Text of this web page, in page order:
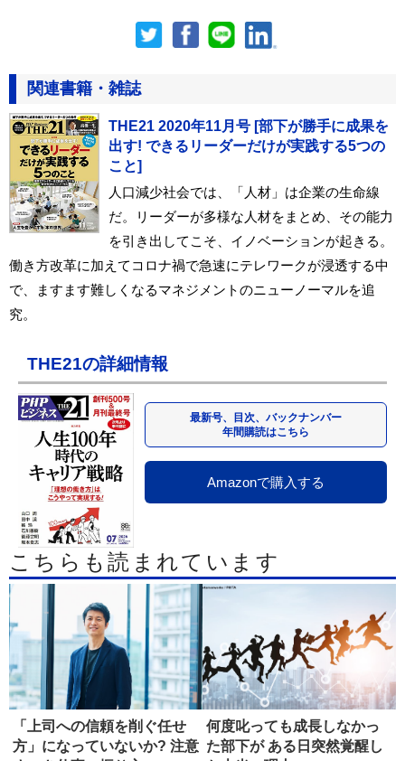
関連書籍・雑誌
THE21 2020年11月号 [部下が勝手に成果を
出す! できるリーダーだけが実践する5つの
こと]
人口減少社会では、「人材」は企業の生命線
だ。リーダーが多様な人材をまとめ、その能力
を引き出してこそ、イノベーションが起きる。
働き方改革に加えてコロナ禍で急速にテレワークが浸透する中
で、ますます難しくなるマネジメントのニューノーマルを追
究。
THE21の詳細情報
最新号、目次、バックナンバー
年間購読はこちら
Amazonで購入する
こちらも読まれています
「上司への信頼を削ぐ任せ
方」になっていないか? 注意
何度叱っても成長しなかっ
た部下が ある日突然覚醒し